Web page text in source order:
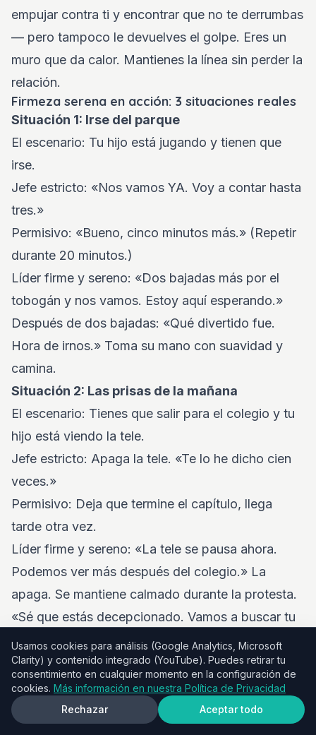
empujar contra ti y encontrar que no te derrumbas
— pero tampoco le devuelves el golpe. Eres un
muro que da calor. Mantienes la línea sin perder la
relación.
Firmeza serena en acción: 3 situaciones reales
Situación 1: Irse del parque
El escenario: Tu hijo está jugando y tienen que
irse.
Jefe estricto: «Nos vamos YA. Voy a contar hasta
tres.»
Permisivo: «Bueno, cinco minutos más.» (Repetir
durante 20 minutos.)
Líder firme y sereno: «Dos bajadas más por el
tobogán y nos vamos. Estoy aquí esperando.»
Después de dos bajadas: «Qué divertido fue.
Hora de irnos.» Toma su mano con suavidad y
camina.
Situación 2: Las prisas de la mañana
El escenario: Tienes que salir para el colegio y tu
hijo está viendo la tele.
Jefe estricto: Apaga la tele. «Te lo he dicho cien
veces.»
Permisivo: Deja que termine el capítulo, llega
tarde otra vez.
Líder firme y sereno: «La tele se pausa ahora.
Podemos ver más después del colegio.» La
apaga. Se mantiene calmado durante la protesta.
«Sé que estás decepcionado. Vamos a buscar tu
mochila.»
Situación 3: Negociación a la hora de dormir
El escenario: «¡Un cuento más! ¡Un cuento más!»
Jefe estricto: «No. Luces apagadas. Ya.»
Usamos cookies para análisis (Google Analytics, Microsoft
Clarity) y contenido integrado (YouTube). Puedes retirar tu
consentimiento en cualquier momento en la configuración de
cookies. Más información en nuestra Política de Privacidad
Rechazar
Aceptar todo